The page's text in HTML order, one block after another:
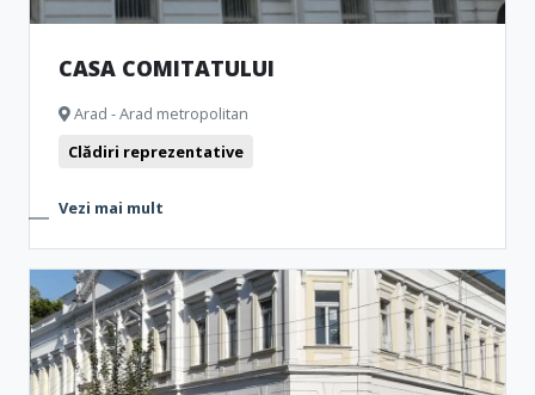
CASA COMITATULUI
Arad - Arad metropolitan
Clădiri reprezentative
Vezi mai mult